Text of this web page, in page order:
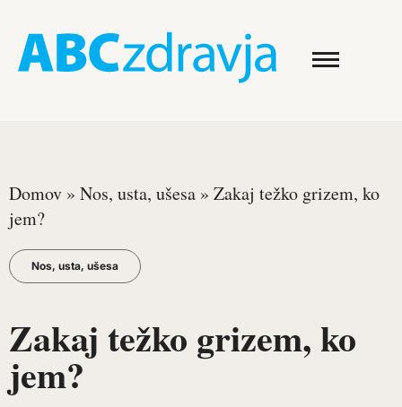
Domov » Nos, usta, ušesa » Zakaj težko grizem, ko
jem?
Nos, usta, ušesa
Zakaj težko grizem, ko
jem?